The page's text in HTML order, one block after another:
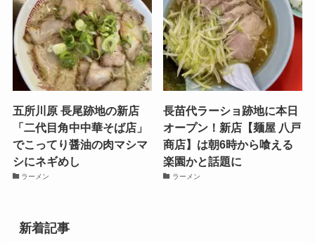
五所川原 長尾跡地の新店
「二代目角中中華そば店」
でこってり醤油の肉マシマ
シにネギめし
ラーメン
長苗代ラーショ跡地に本日
オープン！新店【麺屋 八戸
商店】は朝6時から喰える
楽園かと話題に
ラーメン
新着記事